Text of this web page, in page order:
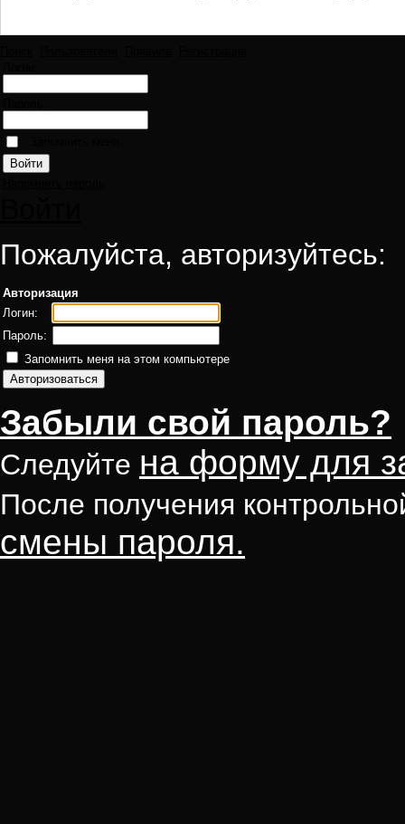
Пожалуйста, авторизуйтесь:
Авторизация
Логин:
Пароль:
Запомнить меня на этом компьютере
Забыли свой пароль?
Следуйте на форму для
После получения
смены пароля.